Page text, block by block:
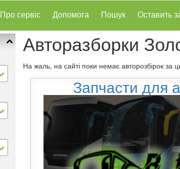
Про сервіс Допомога Пошук Оставить
Авторазборки
На жаль, на сайті поки немає авторозбірок за
Запчасти для